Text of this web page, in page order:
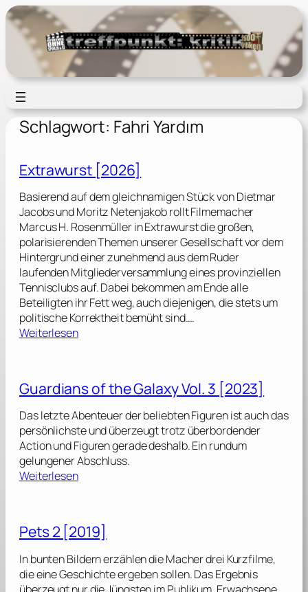
Zum
Inhalt
springen
Schlagwort: Fahri Yardım
Extrawurst [2026]
Basierend auf dem gleichnamigen Stück von Dietmar
Jacobs und Moritz Netenjakob rollt Filmemacher
Marcus H. Rosenmüller in Extrawurst die großen,
polarisierenden Themen unserer Gesellschaft vor dem
Hintergrund einer zunehmend aus dem Ruder
laufenden Mitgliederversammlung eines provinziellen
Tennisclubs auf. Dabei bekommen am Ende alle
Beteiligten ihr Fett weg, auch diejenigen, die stets um
politische Korrektheit bemüht sind.…
Weiterlesen:
r
a
w
u
r
s
t
0
2
6
]
Guardians of the Galaxy Vol. 3 [2023]
Das letzte Abenteuer der beliebten Figuren ist auch das
persönlichste und überzeugt trotz überbordender
Action und Figuren gerade deshalb. Ein rundum
gelungener Abschluss.
Weiterlesen:
r
d
i
a
Pets 2 [2019]
In bunten Bildern erzählen die Macher drei Kurzfilme,
die eine Geschichte ergeben sollen. Das Ergebnis
überzeugt nur die Jüngsten im Publikum. Erwachsene